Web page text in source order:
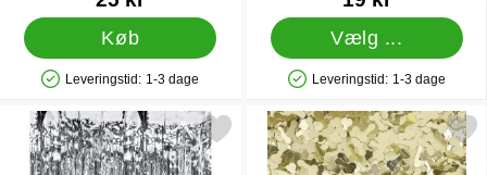
Køb
Produkttilgængelighed: På lager
Leveringstid: 1-3 dage
Vælg ...
Produkttilgængelighed: På lager
Leveringstid: 1-3 dage
Markér sølv Party Forhæng som favorit
Markér konfetti